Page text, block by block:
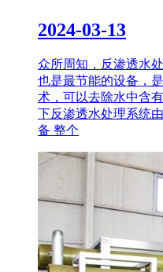
2024-03-13
众所周知，反渗透水
也是最节能的设备，
术，可以去除水中含
下反渗透水处理系统
备 整个